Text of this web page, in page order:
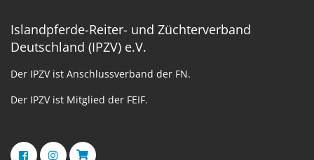
Islandpferde-Reiter- und Züchterverband
Deutschland (IPZV) e.V.
Der IPZV ist Anschlussverband der FN.
Der IPZV ist Mitglied der FEIF.